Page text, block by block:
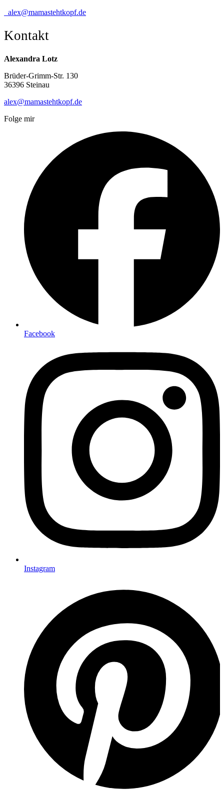
alex@mamastehtkopf.de
Kontakt
Alexandra Lotz
Brüder-Grimm-Str. 130
36396 Steinau
alex@mamastehtkopf.de
Folge mir
Facebook
Instagram